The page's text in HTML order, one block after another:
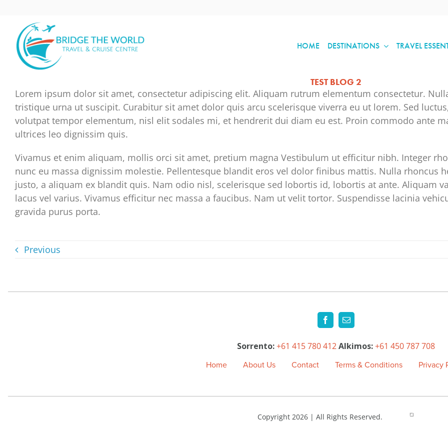
content
HOME DESTINATIONS TRAVEL
TEST BLOG 2
Lorem ipsum dolor sit amet, consectetur adipiscing elit. Aliquam rutrum elementum consectetur.
tristique urna ut suscipit. Curabitur sit amet dolor quis arcu scelerisque viverra eu ut lorem. Sed
volutpat tempor elementum, nisl elit sodales mi, et hendrerit dui diam eu est. Proin commodo ante
ultrices leo dignissim quis.
Vivamus et enim aliquam, mollis orci sit amet, pretium magna Vestibulum ut efficitur nibh. Integer
nunc eu massa dignissim molestie. Pellentesque blandit eros vel dolor finibus mattis. Nulla rhoncus
justo, a aliquam ex blandit quis. Nam odio nisl, scelerisque sed lobortis id, lobortis at ante. Aliquam
lacus vel varius. Vivamus efficitur nec massa a faucibus. Nam ut velit tortor. Suspendisse lacinia
gravida purus porta.
Previous
Sorrento: +61 415 780 412Alkimos: +61 450 787 708
Home
About Us Contact Terms & Conditions Privacy
Copyright 2026 | All Rights Reserved.